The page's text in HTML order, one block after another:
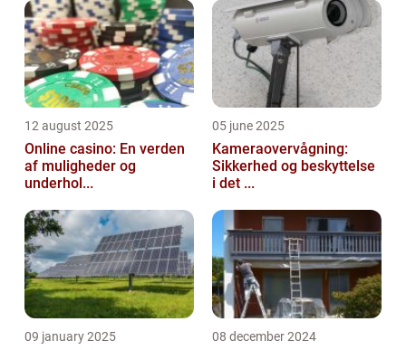
12 august 2025
Online casino: En verden
af muligheder og
underhol...
05 june 2025
Kameraovervågning:
Sikkerhed og beskyttelse
i det ...
09 january 2025 08 december 2024